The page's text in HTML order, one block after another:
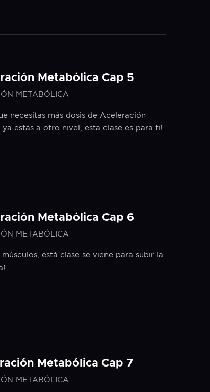
Metabólica Cap 5
METABÓLICA
necesitas más dosis de Aceleración
ya estás a otro nivel, esta clase es para ti!
Metabólica Cap 6
METABÓLICA
está clase se viene para subir la
Metabólica Cap 7
METABÓLICA